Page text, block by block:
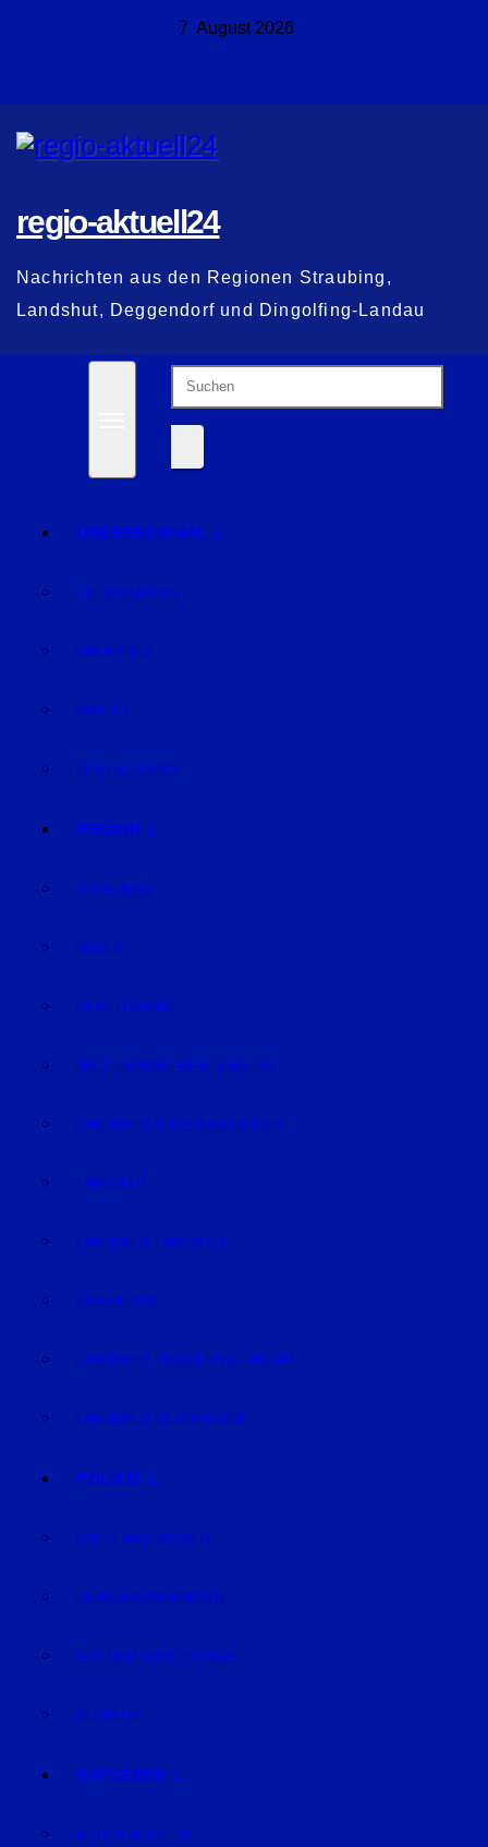
7. August 2026
regio-aktuell24
Nachrichten aus den Regionen Straubing,
Landshut, Deggendorf und Dingolfing-Landau
ÜBERREGIONAL
NIEDERBAYERN
OBERPFALZ
BAYERN
DEUTSCHLAND
REGION
STRAUBING
BOGEN
GEISELHÖRING
MALLERSDORF-PFAFFENBERG
LANDKREIS STRAUBING-BOGEN
LANDSHUT
LANDKREIS LANDSHUT
DINGOLFING
LANDKREIS DINGOLFING-LANDAU
LANDKREIS DEGGENDORF
POLIZEI
POLIZEIMELDUNGEN
FAHNDUNG/VERMISSTE
AUS DEM GERICHTSSAAL
VERKEHR
RATGEBER
AUTO & VERKEHR